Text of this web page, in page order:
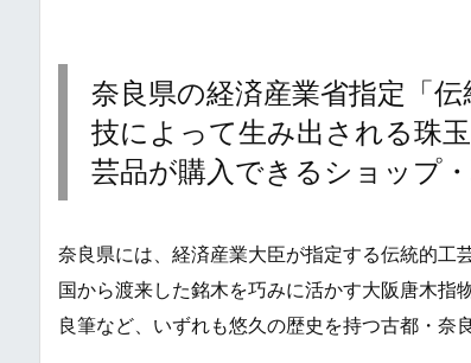
奈良県の経済産業省指定「
技によって生み出される珠
芸品が購入できるショップ
奈良県には、経済産業大臣が指定する伝統的工
国から渡来した銘木を巧みに活かす大阪唐木指
良筆など、いずれも悠久の歴史を持つ古都・奈